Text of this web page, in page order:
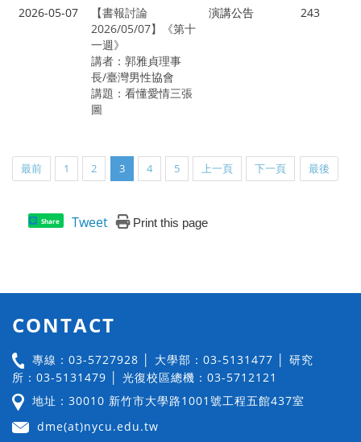
2026-05-07
【書報討論
2026/05/07】《第十
一週》
講者：郭雅貞理事
長/臺灣男性協會
講題：看懂愛情三張
圖
演講公告 243
最前 1 2 3 4 5 上一頁 下一頁 最後
Share Tweet Print this page
CONTACT
專線：03-5727928 │ 大學部：03-5131477 │ 研究
所：03-5131479 │ 光復校區總機：03-5712121
地址：30010 新竹市大學路1001號工程五館437室
dme(at)nycu.edu.tw